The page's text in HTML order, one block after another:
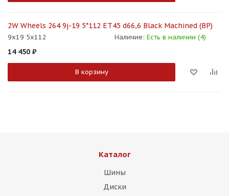
2W Wheels 264 9j-19 5*112 ET45 d66,6 Black Machined (BP)
9x19 5x112 Наличие: Есть в наличии (4)
14 450 ₽
В корзину
Каталог
Шины
Диски